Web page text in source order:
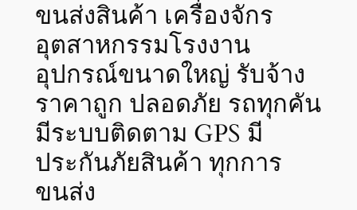
ขนส่งสินค้า เครื่องจักร
อุตสาหกรรมโรงงาน
อุปกรณ์ขนาดใหญ่ รับจ้าง
ราคาถูก ปลอดภัย รถทุกคัน
มีระบบติดตาม GPS มี
ประกันภัยสินค้า ทุกการ
ขนส่ง